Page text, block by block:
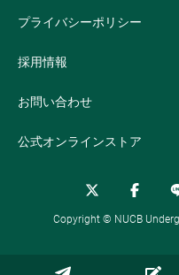
プライバシーポリシー
採用情報
お問い合わせ
公式オンラインストア
Copyright © NUCB